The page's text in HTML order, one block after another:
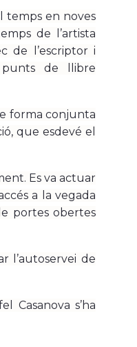
temps en noves
de l’artista
de l’escriptor i
punts de llibre
forma conjunta
que esdevé el
Es va actuar
a la vegada
portes obertes
l’autoservei de
Casanova s’ha